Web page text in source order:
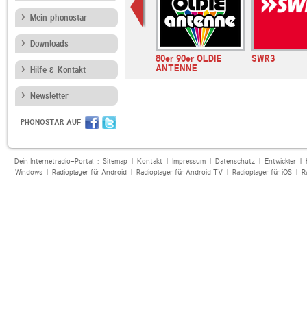
Mein phonostar
Downloads
Hilfe & Kontakt
Newsletter
PHONOSTAR AUF
RADIO PSR
80er 90er OLDIE
ANTENNE
SWR3
Dein Internetradio-Portal : Sitemap| Kontakt| Impressum| Datenschutz| Entwickler|
Windows| Radioplayer für Android| Radioplayer für Android TV| Radioplayer für iOS|